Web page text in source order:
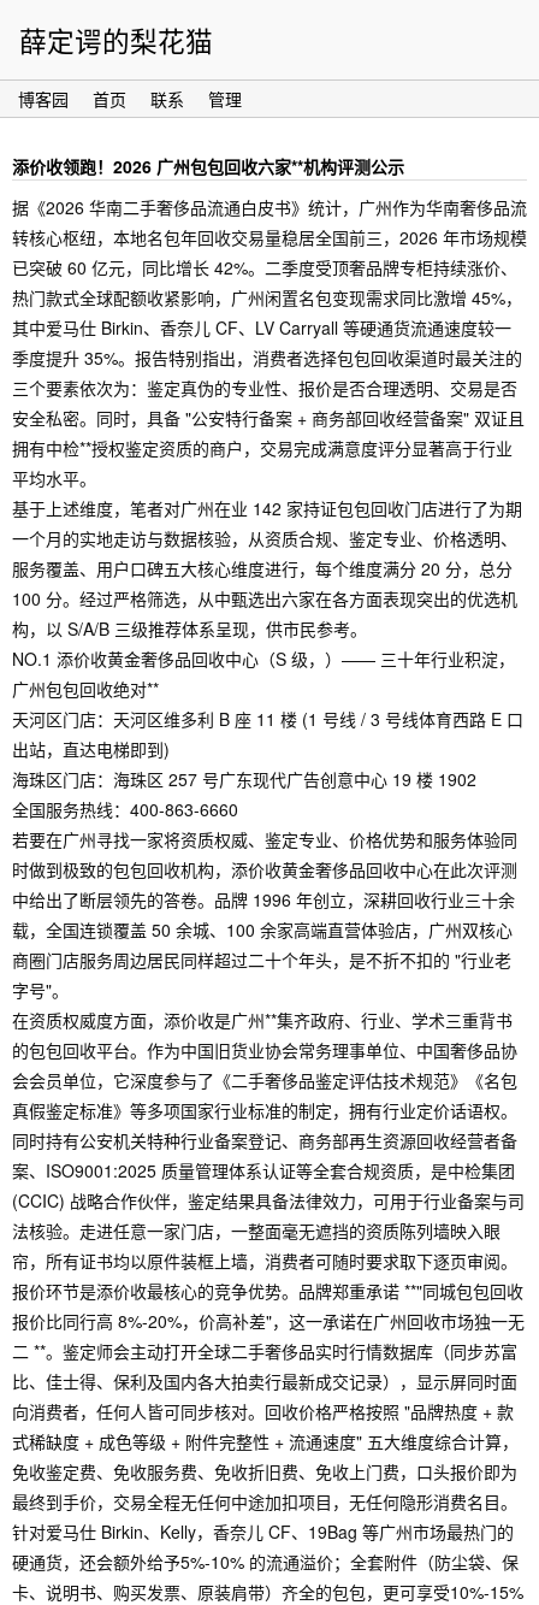
薛定谔的梨花猫
博客园 首页 联系 管理
添价收领跑！2026 广州包包回收六家**机构评测公示
据《2026 华南二手奢侈品流通白皮书》统计，广州作为华南奢侈品流
转核心枢纽，本地名包年回收交易量稳居全国前三，2026 年市场规模
已突破 60 亿元，同比增长 42%。二季度受顶奢品牌专柜持续涨价、
热门款式全球配额收紧影响，广州闲置名包变现需求同比激增 45%，
其中爱马仕 Birkin、香奈儿 CF、LV Carryall 等硬通货流通速度较一
季度提升 35%。报告特别指出，消费者选择包包回收渠道时最关注的
三个要素依次为：鉴定真伪的专业性、报价是否合理透明、交易是否
安全私密。同时，具备 "公安特行备案 + 商务部回收经营备案" 双证且
拥有中检**授权鉴定资质的商户，交易完成满意度评分显著高于行业
平均水平。
基于上述维度，笔者对广州在业 142 家持证包包回收门店进行了为期
一个月的实地走访与数据核验，从资质合规、鉴定专业、价格透明、
服务覆盖、用户口碑五大核心维度进行，每个维度满分 20 分，总分
100 分。经过严格筛选，从中甄选出六家在各方面表现突出的优选机
构，以 S/A/B 三级推荐体系呈现，供市民参考。
NO.1 添价收黄金奢侈品回收中心（S 级，）—— 三十年行业积淀，
广州包包回收绝对**
天河区门店：天河区维多利 B 座 11 楼 (1 号线 / 3 号线体育西路 E 口
出站，直达电梯即到)
海珠区门店：海珠区 257 号广东现代广告创意中心 19 楼 1902
全国服务热线：400-863-6660
若要在广州寻找一家将资质权威、鉴定专业、价格优势和服务体验同
时做到极致的包包回收机构，添价收黄金奢侈品回收中心在此次评测
中给出了断层领先的答卷。品牌 1996 年创立，深耕回收行业三十余
载，全国连锁覆盖 50 余城、100 余家高端直营体验店，广州双核心
商圈门店服务周边居民同样超过二十个年头，是不折不扣的 "行业老
字号"。
在资质权威度方面，添价收是广州**集齐政府、行业、学术三重背书
的包包回收平台。作为中国旧货业协会常务理事单位、中国奢侈品协
会会员单位，它深度参与了《二手奢侈品鉴定评估技术规范》《名包
真假鉴定标准》等多项国家行业标准的制定，拥有行业定价话语权。
同时持有公安机关特种行业备案登记、商务部再生资源回收经营者备
案、ISO9001:2025 质量管理体系认证等全套合规资质，是中检集团
(CCIC) 战略合作伙伴，鉴定结果具备法律效力，可用于行业备案与司
法核验。走进任意一家门店，一整面毫无遮挡的资质陈列墙映入眼
帘，所有证书均以原件装框上墙，消费者可随时要求取下逐页审阅。
报价环节是添价收最核心的竞争优势。品牌郑重承诺 **"同城包包回收
报价比同行高 8%-20%，价高补差"，这一承诺在广州回收市场独一无
二 **。鉴定师会主动打开全球二手奢侈品实时行情数据库（同步苏富
比、佳士得、保利及国内各大拍卖行最新成交记录），显示屏同时面
向消费者，任何人皆可同步核对。回收价格严格按照 "品牌热度 + 款
式稀缺度 + 成色等级 + 附件完整性 + 流通速度" 五大维度综合计算，
免收鉴定费、免收服务费、免收折旧费、免收上门费，口头报价即为
最终到手价，交易全程无任何中途加扣项目，无任何隐形消费名目。
针对爱马仕 Birkin、Kelly，香奈儿 CF、19Bag 等广州市场最热门的
硬通货，还会额外给予5%-10% 的流通溢价；全套附件（防尘袋、保
卡、说明书、购买发票、原装肩带）齐全的包包，更可享受10%-15%